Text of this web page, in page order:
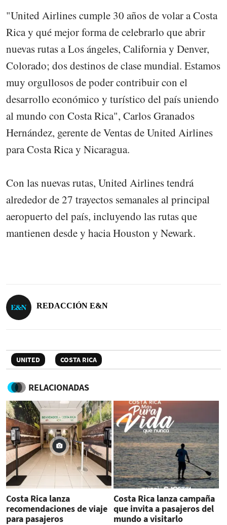
"United Airlines cumple 30 años de volar a Costa
Rica y qué mejor forma de celebrarlo que abrir
nuevas rutas a Los ángeles, California y Denver,
Colorado; dos destinos de clase mundial. Estamos
muy orgullosos de poder contribuir con el
desarrollo económico y turístico del país uniendo
al mundo con Costa Rica", Carlos Granados
Hernández, gerente de Ventas de United Airlines
para Costa Rica y Nicaragua.
Con las nuevas rutas, United Airlines tendrá
alrededor de 27 trayectos semanales al principal
aeropuerto del país, incluyendo las rutas que
mantienen desde y hacia Houston y Newark.
REDACCIÓN E&N
UNITED COSTA RICA
RELACIONADAS
Costa Rica lanza
recomendaciones de viaje
para pasajeros
Costa Rica lanza campaña
que invita a pasajeros del
mundo a visitarlo